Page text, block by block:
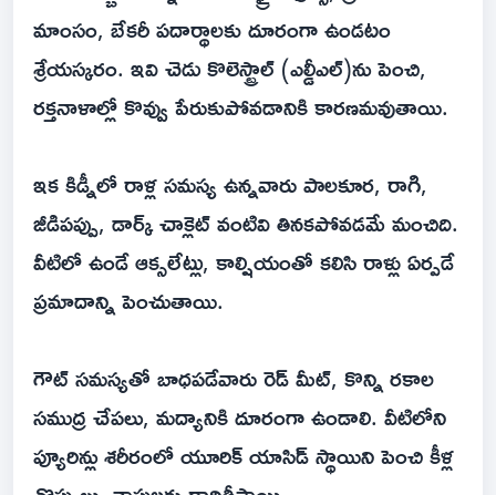
మాంసం, బేకరీ పదార్థాలకు దూరంగా ఉండటం
శ్రేయస్కరం. ఇవి చెడు కొలెస్ట్రాల్ (ఎల్డీఎల్)ను పెంచి,
రక్తనాళాల్లో కొవ్వు పేరుకుపోవడానికి కారణమవుతాయి.
ఇక కిడ్నీలో రాళ్ల సమస్య ఉన్నవారు పాలకూర, రాగి,
జీడిపప్పు, డార్క్ చాక్లెట్ వంటివి తినకపోవడమే మంచిది.
వీటిలో ఉండే ఆక్సలేట్లు, కాల్షియంతో కలిసి రాళ్లు ఏర్పడే
ప్రమాదాన్ని పెంచుతాయి.
గౌట్ సమస్యతో బాధపడేవారు రెడ్ మీట్, కొన్ని రకాల
సముద్ర చేపలు, మద్యానికి దూరంగా ఉండాలి. వీటిలోని
ప్యూరిన్లు శరీరంలో యూరిక్ యాసిడ్ స్థాయిని పెంచి కీళ్ల